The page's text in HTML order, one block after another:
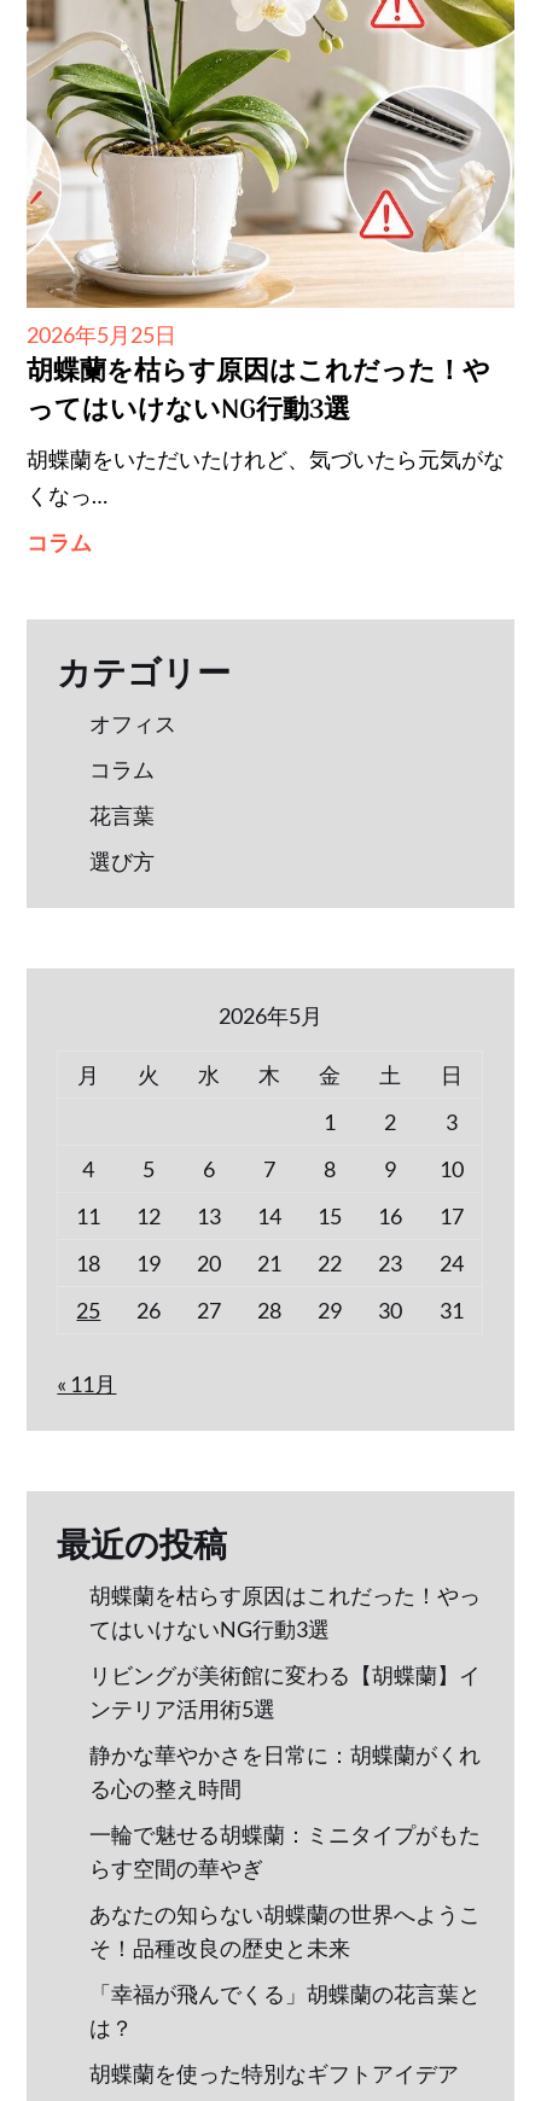
Posted
on
2026年5月25日
胡蝶蘭を枯らす原因はこれだった！や
ってはいけないNG行動3選
胡蝶蘭をいただいたけれど、気づいたら元気がな
くなっ…
コラム
カテゴリー
オフィス
コラム
花言葉
選び方
2026年5月
月 火 水 木 金 土
日
1
2
3
4
5 6 7 8 9
10
11
12 13 14 15 16
17
18
19 20 21 22 23
24
25
26 27 28 29 30 31
« 11月
最近の投稿
胡蝶蘭を枯らす原因はこれだった！やっ
てはいけないNG行動3選
リビングが美術館に変わる【胡蝶蘭】イ
ンテリア活用術5選
静かな華やかさを日常に：胡蝶蘭がくれ
る心の整え時間
一輪で魅せる胡蝶蘭：ミニタイプがもた
らす空間の華やぎ
あなたの知らない胡蝶蘭の世界へようこ
そ！品種改良の歴史と未来
「幸福が飛んでくる」胡蝶蘭の花言葉と
は？
胡蝶蘭を使った特別なギフトアイデア